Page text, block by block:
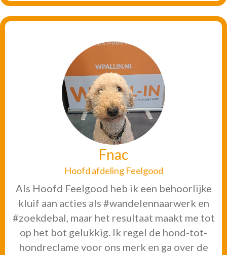
Fnac
Hoofd afdeling Feelgood
Als Hoofd Feelgood heb ik een behoorlijke
kluif aan acties als #wandelennaarwerk en
#zoekdebal, maar het resultaat maakt me tot
op het bot gelukkig. Ik regel de hond-tot-
hondreclame voor ons merk en ga over de